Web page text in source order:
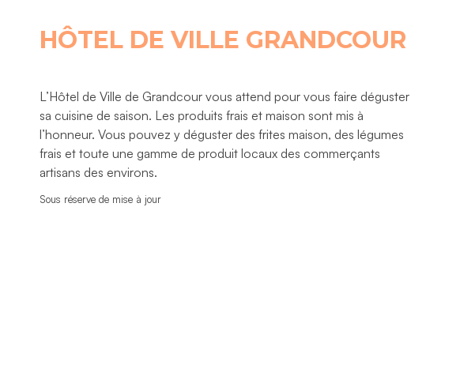
HÔTEL DE VILLE GRANDCOUR
L’Hôtel de Ville de Grandcour vous attend pour vous faire déguster
sa cuisine de saison. Les produits frais et maison sont mis à
l’honneur. Vous pouvez y déguster des frites maison, des légumes
frais et toute une gamme de produit locaux des commerçants
artisans des environs.
Sous réserve de mise à jour